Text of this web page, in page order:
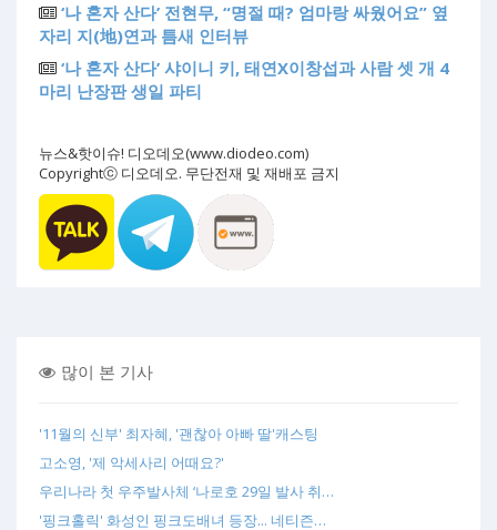
‘나 혼자 산다’ 전현무, “명절 때? 엄마랑 싸웠어요” 옆
자리 지(地)연과 틈새 인터뷰
‘나 혼자 산다’ 샤이니 키, 태연X이창섭과 사람 셋 개 4
마리 난장판 생일 파티
뉴스&핫이슈! 디오데오(www.diodeo.com)
Copyrightⓒ 디오데오. 무단전재 및 재배포 금지
많이 본 기사
'11월의 신부' 최자혜, '괜찮아 아빠 딸'캐스팅
고소영, '제 악세사리 어때요?'
우리나라 첫 우주발사체 ‘나로호 29일 발사 취…
'핑크홀릭' 화성인 핑크도배녀 등장... 네티즌…